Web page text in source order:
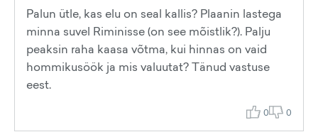
Palun ütle, kas elu on seal kallis? Plaanin lastega
minna suvel Riminisse (on see mõistlik?). Palju
peaksin raha kaasa võtma, kui hinnas on vaid
hommikusöök ja mis valuutat? Tänud vastuse
eest.
0 0